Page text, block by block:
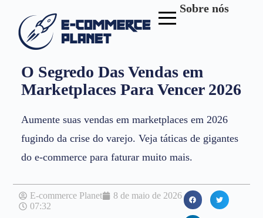
Sobre nós
O Segredo Das Vendas em
Marketplaces Para Vencer 2026
Aumente suas vendas em marketplaces em 2026
fugindo da crise do varejo. Veja táticas de gigantes
do e-commerce para faturar muito mais.
E-commerce Planet
8 de maio de 2026
07:32